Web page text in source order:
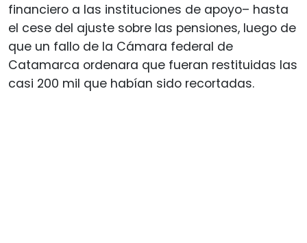
financiero a las instituciones de apoyo– hasta
el cese del ajuste sobre las pensiones, luego de
que un fallo de la Cámara federal de
Catamarca ordenara que fueran restituidas las
casi 200 mil que habían sido recortadas.